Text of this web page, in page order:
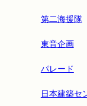
第二海援隊
東音企画
パレード
日本建築セ